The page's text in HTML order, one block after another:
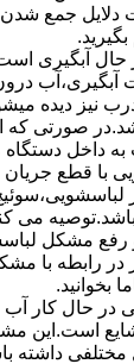
دلایل جمع
در ﺣﺎل
ﻧﯿﺰ دﯾﺪه
صورتی که
داخل دستگاه
با قطع
می
مشکل
در رابطه با
بخوانید.
در ﺣﺎل
است.این
داشته